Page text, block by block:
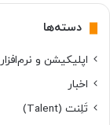
دسته‌ها
اپلیکیشن و نرم‌افزار
اخبار
تَلِنت (Talent)